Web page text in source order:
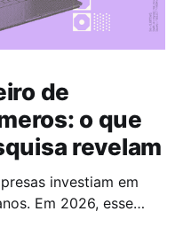
de
o que
revelam
investiam em
Em 2026, esse